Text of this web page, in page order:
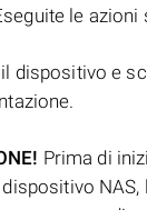
le azioni
dispositivo e
Prima di